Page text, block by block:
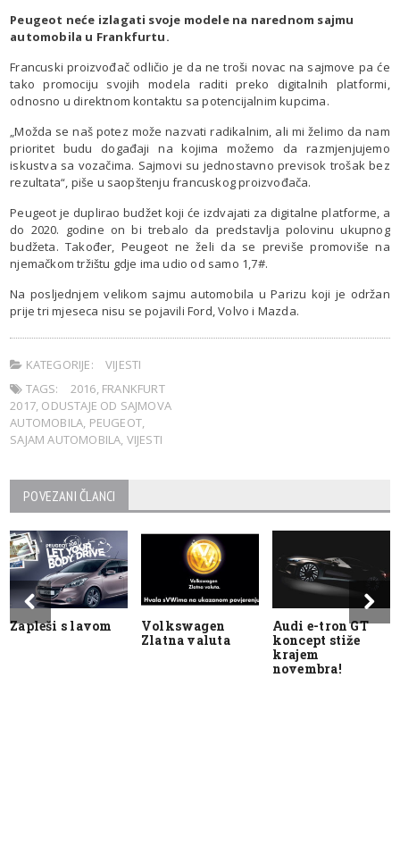
Peugeot neće izlagati svoje modele na narednom sajmu
automobila u Frankfurtu.
Francuski proizvođač odličio je da ne troši novac na sajmove pa će
tako promociju svojih modela raditi preko digitalnih platformi,
odnosno u direktnom kontaktu sa potencijalnim kupcima.
„Možda se naš potez može nazvati radikalnim, ali mi želimo da nam
prioritet budu događaji na kojima možemo da razmjenjujemo
iskustva sa vozačima. Sajmovi su jednostavno previsok trošak bez
rezultata“, piše u saopštenju francuskog proizvođača.
Peugeot je duplirao budžet koji će izdvajati za digitalne platforme, a
do 2020. godine on bi trebalo da predstavlja polovinu ukupnog
budžeta. Također, Peugeot ne želi da se previše promoviše na
njemačkom tržištu gdje ima udio od samo 1,7#.
Na posljednjem velikom sajmu automobila u Parizu koji je održan
prije tri mjeseca nisu se pojavili Ford, Volvo i Mazda.
KATEGORIJE:
VIJESTI
TAGS:
2016 FRANKFURT
2017, ODUSTAJE OD SAJMOVA
AUTOMOBILA PEUGEOT,
SAJAM AUTOMOBILA VIJESTI
POVEZANI ČLANCI
Zapleši s lavom
Volkswagen
Zlatna valuta
Audi e-tron GT
koncept stiže
krajem
novembra!